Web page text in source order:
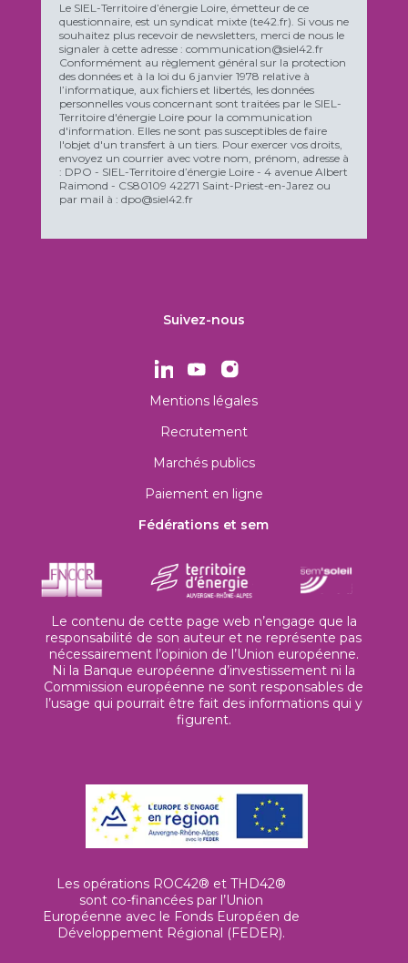
Le SIEL-Territoire d’énergie Loire, émetteur de ce
questionnaire, est un syndicat mixte (te42.fr). Si vous ne
souhaitez plus recevoir de newsletters, merci de nous le
signaler à cette adresse : communication@siel42.fr
Conformément au règlement général sur la protection
des données et à la loi du 6 janvier 1978 relative à
l’informatique, aux fichiers et libertés, les données
personnelles vous concernant sont traitées par le SIEL-
Territoire d'énergie Loire pour la communication
d'information. Elles ne sont pas susceptibles de faire
l'objet d'un transfert à un tiers. Pour exercer vos droits,
envoyez un courrier avec votre nom, prénom, adresse à
: DPO - SIEL-Territoire d’énergie Loire - 4 avenue Albert
Raimond - CS80109 42271 Saint-Priest-en-Jarez ou
par mail à : dpo@siel42.fr
Suivez-nous
Mentions légales
Recrutement
Marchés publics
Paiement en ligne
Fédérations et sem
Le contenu de cette page web n’engage que la
responsabilité de son auteur et ne représente pas
nécessairement l’opinion de l’Union européenne.
Ni la Banque européenne d’investissement ni la
Commission européenne ne sont responsables de
l’usage qui pourrait être fait des informations qui y
figurent.
Les opérations ROC42® et THD42®
sont co-financées par l’Union
Européenne avec le Fonds Européen de
Développement Régional (FEDER).